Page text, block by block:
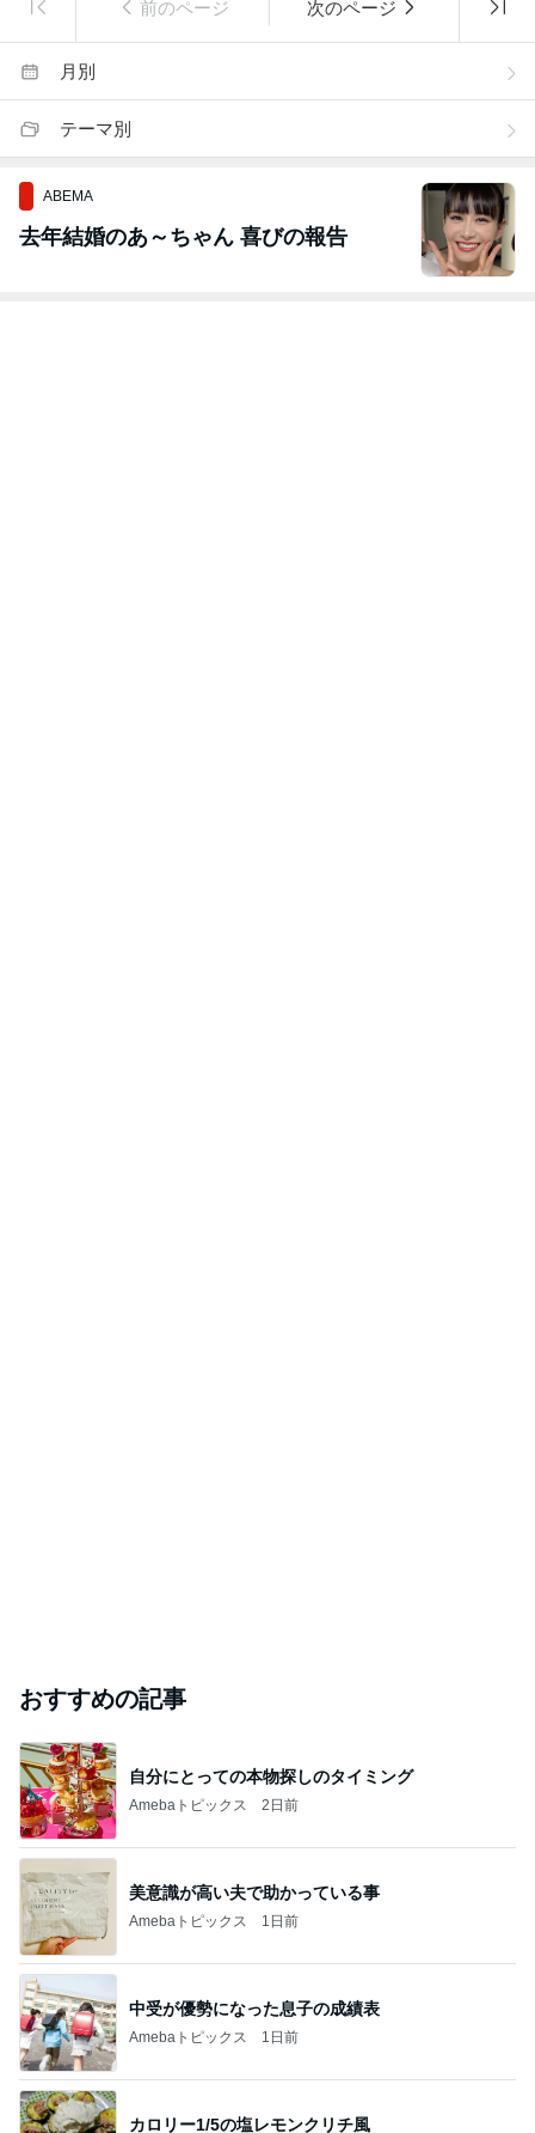
前のページ 次のページ
月別
テーマ別
ABEMA
去年結婚のあ～ちゃん 喜びの報告
おすすめの記事
自分にとっての本物探しのタイミング
Amebaトピックス 2日前
美意識が高い夫で助かっている事
Amebaトピックス 1日前
中受が優勢になった息子の成績表
Amebaトピックス 1日前
カロリー1/5の塩レモンクリチ風